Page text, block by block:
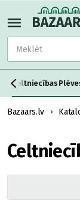
Celtniecības
Bazaars.lv